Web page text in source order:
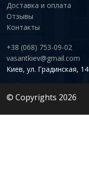
Доставка и оплата
Отзывы
Контакты
+38 (068) 753-09-02
vasantkiev@gmail.com
Киев, ул. Градинская, 14
© Copyrights 2026